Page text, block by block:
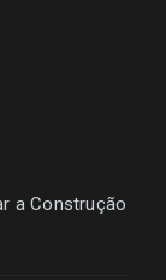
a Construção